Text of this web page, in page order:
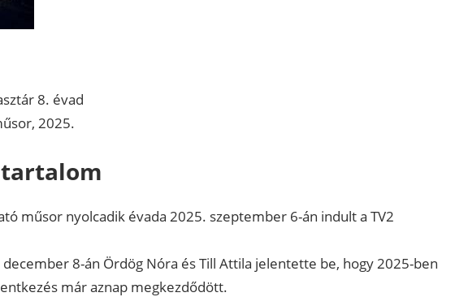
8. évad
2025.
tartalom
műsor nyolcadik évada 2025. szeptember 6-án indult a TV2
8-án Ördög Nóra és Till Attila jelentette be, hogy 2025-ben
már aznap megkezdődött.